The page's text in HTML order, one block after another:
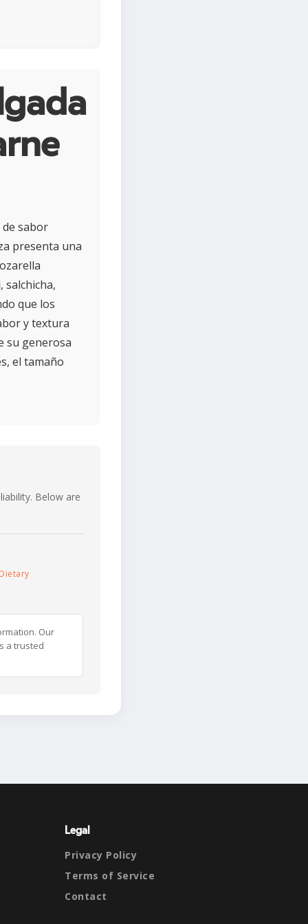
de sabor
presenta una
salchicha,
que los
y textura
su generosa
el tamaño
Below are
Our
a trusted
Legal
Privacy Policy
Terms of Service
Contact